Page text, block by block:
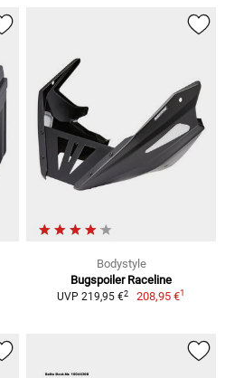
Bodystyle
Bugspoiler Raceline
UVP 219,95 €2 208,95 €1